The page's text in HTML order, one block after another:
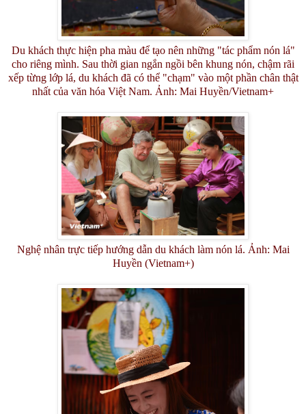
Du khách thực hiện pha màu để tạo nên những "tác phẩm nón lá"
cho riêng mình. Sau thời gian ngắn ngồi bên khung nón, chậm rãi
xếp từng lớp lá, du khách đã có thể "chạm" vào một phần chân thật
nhất của văn hóa Việt Nam. Ảnh: Mai Huyền/Vietnam+
Nghệ nhân trực tiếp hướng dẫn du khách làm nón lá. Ảnh: Mai
Huyền (Vietnam+)